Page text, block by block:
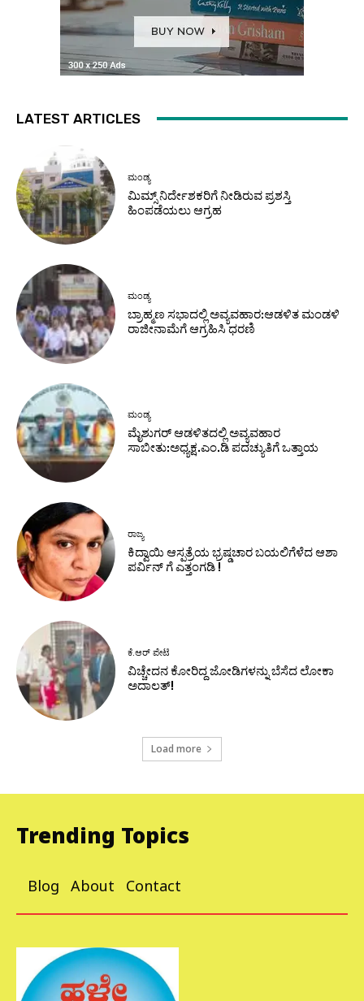
LATEST ARTICLES
ಮಂಡ್ಯ
ಮಿಮ್ಸ್ ನಿರ್ದೇಶಕರಿಗೆ ನೀಡಿರುವ ಪ್ರಶಸ್ತಿ
ಹಿಂಪಡೆಯಲು ಆಗ್ರಹ
ಮಂಡ್ಯ
ಬ್ರಾಹ್ಮಣ ಸಭಾದಲ್ಲಿ ಅವ್ಯವಹಾರ:ಆಡಳಿತ ಮಂಡಳಿ
ರಾಜೀನಾಮೆಗೆ ಆಗ್ರಹಿಸಿ ಧರಣಿ
ಮಂಡ್ಯ
ಮೈಶುಗರ್ ಆಡಳಿತದಲ್ಲಿ ಅವ್ಯವಹಾರ
ಸಾಬೀತು:ಅಧ್ಯಕ್ಷ.ಎಂ.ಡಿ ಪದಚ್ಯುತಿಗೆ ಒತ್ತಾಯ
ರಾಜ್ಯ
ಕಿದ್ವಾಯಿ ಆಸ್ಪತ್ರೆಯ ಭ್ರಷ್ಡಚಾರ ಬಯಲಿಗೆಳೆದ ಆಶಾ
ಪರ್ವಿನ್ ಗೆ ಎತ್ತಂಗಡಿ !
ಕೆ.ಆರ್ ಪೇಟೆ
ವಿಚ್ಚೇದನ ಕೋರಿದ್ದ ಜೋಡಿಗಳನ್ನು ಬೆಸೆದ ಲೋಕಾ
ಅದಾಲತ್!
Load more
Trending Topics
Blog About Contact